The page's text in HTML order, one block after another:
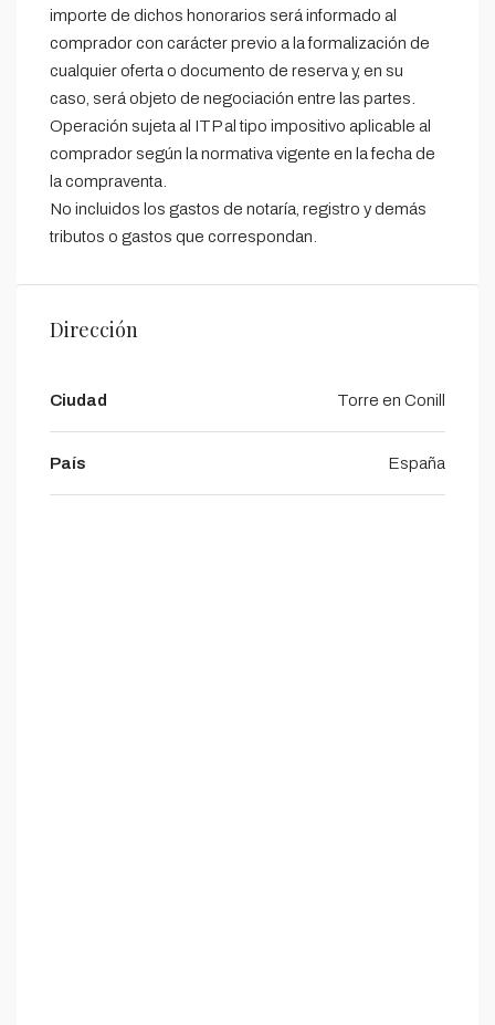
importe de dichos honorarios será informado al
comprador con carácter previo a la formalización de
cualquier oferta o documento de reserva y, en su
caso, será objeto de negociación entre las partes.
Operación sujeta al ITP al tipo impositivo aplicable al
comprador según la normativa vigente en la fecha de
la compraventa.
No incluidos los gastos de notaría, registro y demás
tributos o gastos que correspondan.
Dirección
Ciudad Torre en Conill
País España